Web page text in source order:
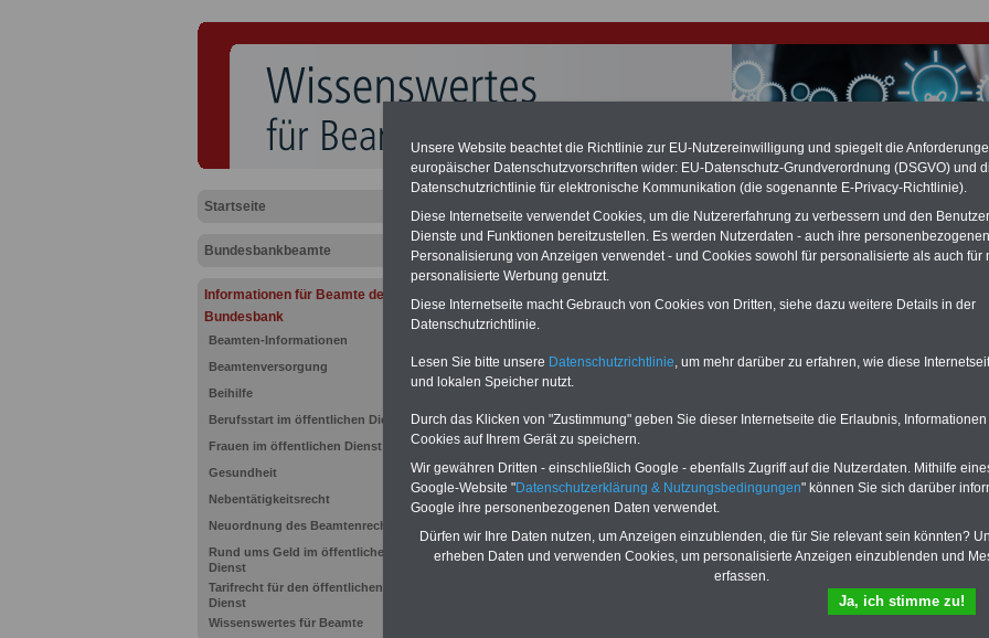
Startseite
Bundesbankbeamte
Informationen für Beamte der
Bundesbank
Beamten-Informationen
Beamtenversorgung
Beihilfe
Berufsstart im öffentlichen Dienst
Frauen im öffentlichen Dienst
Gesundheit
Nebentätigkeitsrecht
Neuordnung des Beamtenrechts
Rund ums Geld im öffentlichen
Dienst
Tarifrecht für den öffentlichen
Dienst
Wissenswertes für Beamte
Ratgeber für 7,50 Euro bestellen
15,00 Euro
wichtigsten Fragen zum Öffentlichen
Sie finden im Portal des PDF-
SERVICE zehn Bücher bzw. eBooks
ausdrucken.
Mehr Infos
Unsere Website beachtet die Richtlinie zur EU-Nutzereinwilligung und spiegelt die
europäischer Datenschutzvorschriften wider: EU-Datenschutz-Grundverordnung (DSGVO) und
Datenschutzrichtlinie für elektronische Kommunikation (die sogenannte E-Privacy-Richtlinie).
Diese Internetseite verwendet Cookies, um die Nutzererfahrung zu verbessern und den
Dienste und Funktionen bereitzustellen. Es werden Nutzerdaten - auch ihre
Personalisierung von Anzeigen verwendet - und Cookies sowohl für personalisierte als auch für
personalisierte Werbung genutzt.
Diese Internetseite macht Gebrauch von Cookies von Dritten, siehe dazu weitere Details in der
Datenschutzrichtlinie.
Lesen Sie bitte unsere Datenschutzrichtlinie, um mehr darüber zu erfahren, wie diese
und lokalen Speicher nutzt.
Durch das Klicken von "Zustimmung" geben Sie dieser Internetseite die Erlaubnis,
Cookies auf Ihrem Gerät zu speichern.
Wir gewähren Dritten - einschließlich Google - ebenfalls Zugriff auf die Nutzerdaten. Mithilfe
Google-Website "Datenschutzerklärung & Nutzungsbedingungen" können Sie sich darüber
Google ihre personenbezogenen Daten verwendet.
Dürfen wir Ihre Daten nutzen, um Anzeigen einzublenden, die für Sie relevant sein könnten?
erheben Daten und verwenden Cookies, um personalisierte Anzeigen einzublenden und
erfassen.
Ja, ich stimme zu!